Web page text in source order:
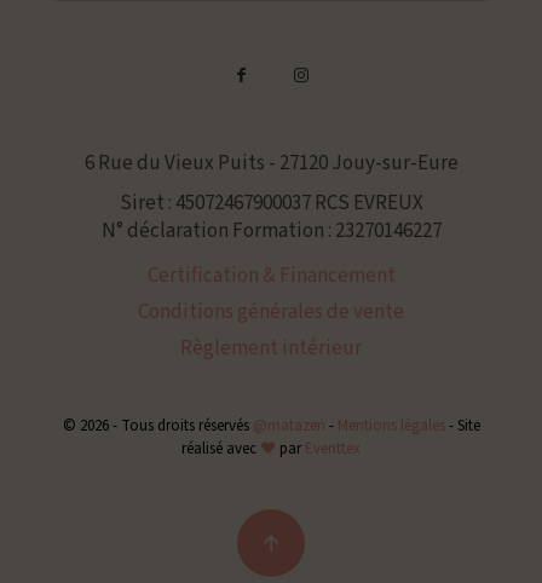
6 Rue du Vieux Puits - 27120 Jouy-sur-Eure
Siret : 45072467900037 RCS EVREUX
N° déclaration Formation : 23270146227
Certification & Financement
Conditions générales de vente
Règlement intérieur
© 2026 - Tous droits réservés @matazen - Mentions légales-Site
réalisé avec ❤ par Eventtex